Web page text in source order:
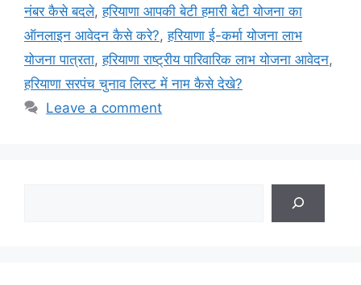
नंबर कैसे बदले,हरियाणा आपकी बेटी हमारी बेटी योजना का
ऑनलाइन आवेदन कैसे करे?,हरियाणा ई-कर्मा योजना लाभ
योजना पात्रता,हरियाणा राष्ट्रीय पारिवारिक लाभ योजना आवेदन,
हरियाणा सरपंच चुनाव लिस्ट में नाम कैसे देखे?
Leave a comment